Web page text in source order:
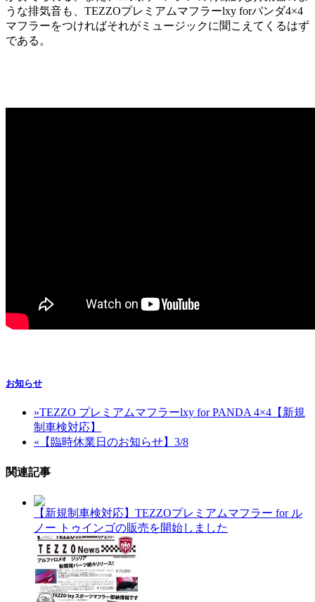
うな排気音も、TEZZOプレミアムマフラーlxy forパンダ4×4
マフラーをつければそれがミュージックに聞こえてくるはず
である。
お知らせ
»TEZZO プレミアムマフラーlxy for PANDA 4×4【新規
制車検対応】
« 【臨時休業日のお知らせ】3/8
関連記事
【新規制車検対応】TEZZOプレミアムマフラー for ル
ノー トゥインゴの販売を開始しました